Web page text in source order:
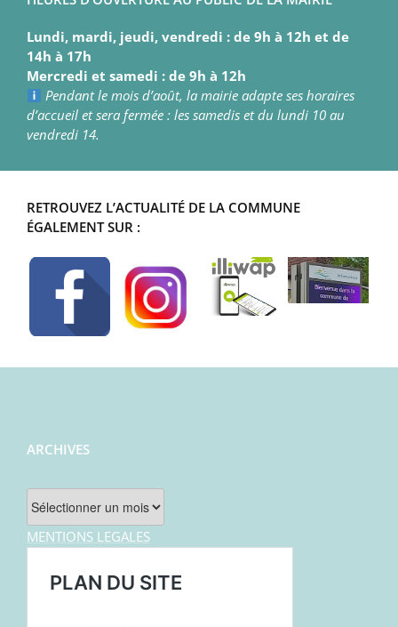
Lundi, mardi, jeudi, vendredi : de 9h à 12h et de
14h à 17h
Mercredi et samedi : de 9h à 12h
Pendant le mois d’août, la mairie adapte ses horaires
d’accueil et sera fermée : les samedis et du lundi 10 au
vendredi 14.
RETROUVEZ L’ACTUALITÉ DE LA COMMUNE
ÉGALEMENT SUR :
ARCHIVES
Archives
MENTIONS LEGALES